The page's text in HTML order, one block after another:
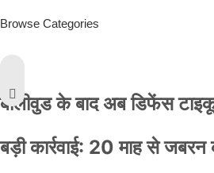
Browse Categories
बॉलीवुड के बाद अब डिफेंस
बड़ी कार्रवाई: 20 माह से